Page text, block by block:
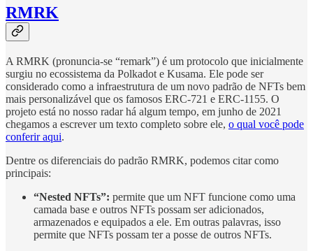
RMRK
A RMRK (pronuncia-se “remark”) é um protocolo que inicialmente
surgiu no ecossistema da Polkadot e Kusama. Ele pode ser
considerado como a infraestrutura de um novo padrão de NFTs bem
mais personalizável que os famosos ERC-721 e ERC-1155. O
projeto está no nosso radar há algum tempo, em junho de 2021
chegamos a escrever um texto completo sobre ele, o qual você pode
conferir aqui.
Dentre os diferenciais do padrão RMRK, podemos citar como
principais:
“Nested NFTs”: permite que um NFT funcione como uma
camada base e outros NFTs possam ser adicionados,
armazenados e equipados a ele. Em outras palavras, isso
permite que NFTs possam ter a posse de outros NFTs.